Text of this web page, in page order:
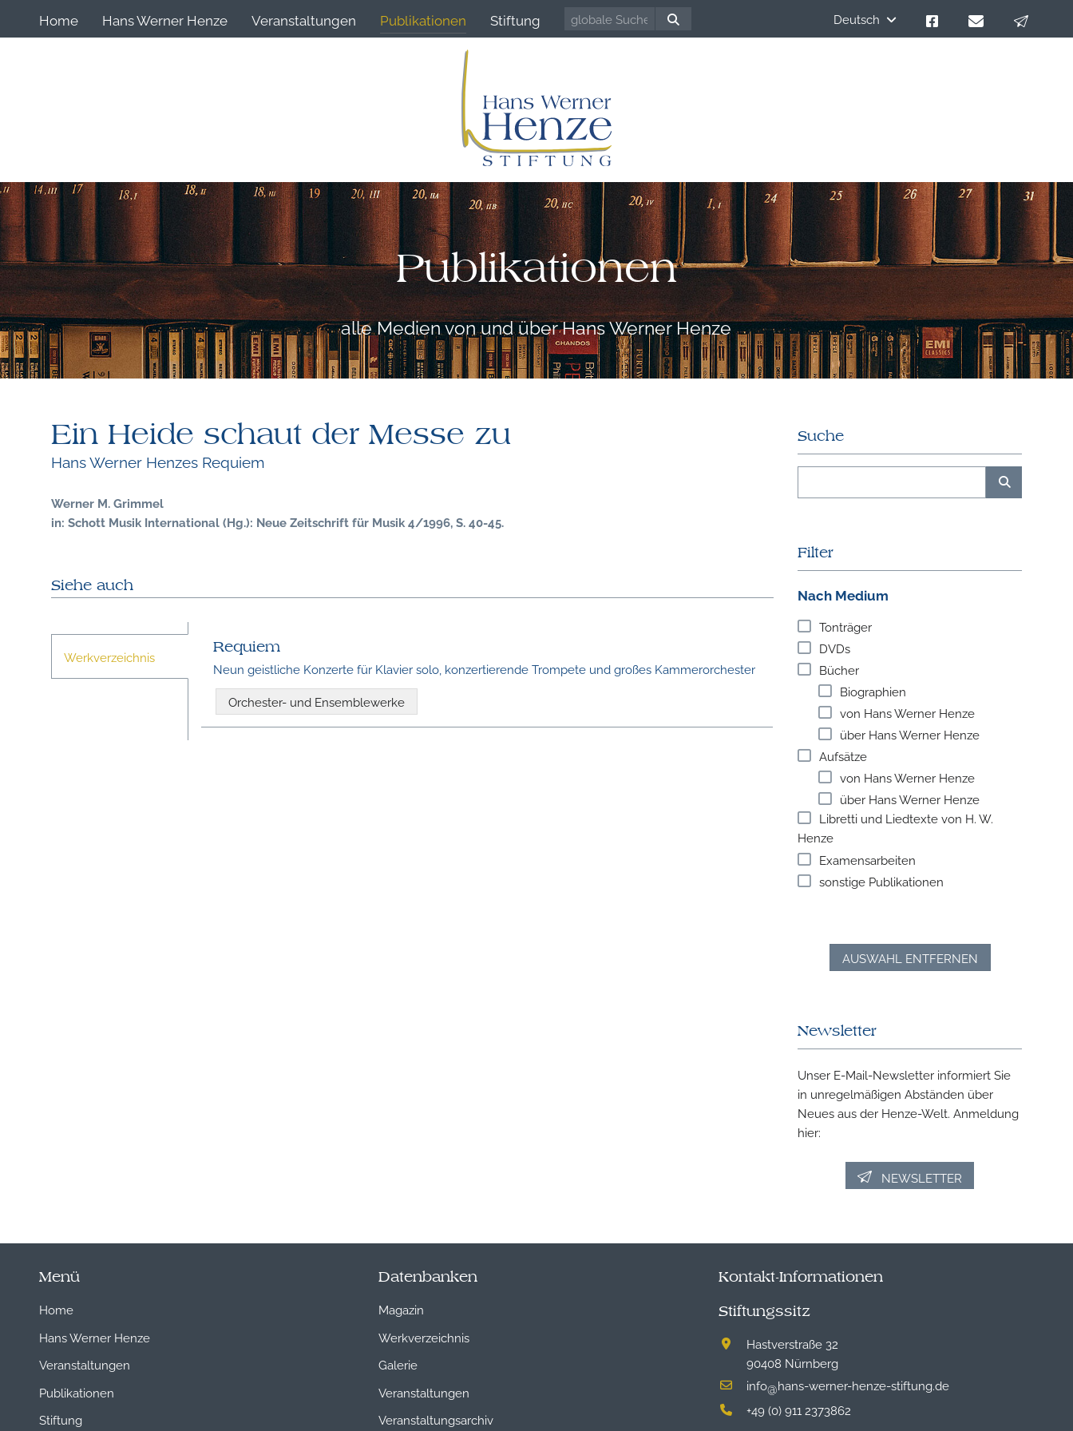
Home Hans Werner Henze Veranstaltungen Publikationen Stiftung Deutsch
Publikationen
alle Medien von und über Hans Werner Henze
Ein Heide schaut der Messe zu
Hans Werner Henzes Requiem
Werner M. Grimmel
in: Schott Musik International (Hg.): Neue Zeitschrift für Musik 4/1996, S. 40-45.
Siehe auch
Werkverzeichnis
Requiem
Neun geistliche Konzerte für Klavier solo, konzertierende Trompete und großes Kammerorchester
Orchester- und Ensemblewerke
Suche
Filter
Nach Medium
Tonträger
DVDs
Bücher
Biographien
von Hans Werner Henze
über Hans Werner Henze
Aufsätze
von Hans Werner Henze
über Hans Werner Henze
Libretti und Liedtexte von H. W.
Henze
Examensarbeiten
sonstige Publikationen
AUSWAHL ENTFERNEN
Newsletter
Unser E-Mail-Newsletter informiert Sie
in unregelmäßigen Abständen über
Neues aus der Henze-Welt. Anmeldung
hier:
NEWSLETTER
Menü
Home
Hans Werner Henze
Veranstaltungen
Publikationen
Stiftung
Datenbanken
Magazin
Werkverzeichnis
Galerie
Veranstaltungen
Veranstaltungsarchiv
Kontakt-Informationen
Stiftungssitz
Hastverstraße 32
90408 Nürnberg
info@hans-werner-henze-stiftung.de
+49 (0) 911 2373862